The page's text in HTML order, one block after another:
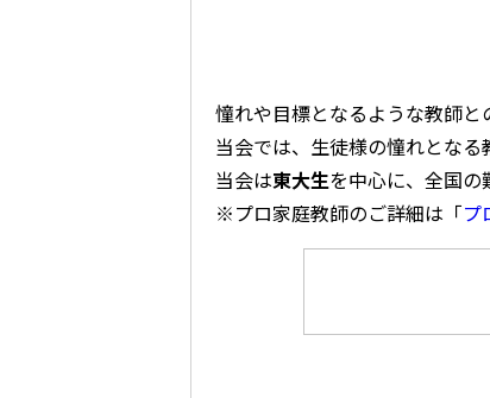
憧れや目標となるような教師と
当会では、生徒様の憧れとなる
当会は東大生を中心に、全国
※プロ家庭教師のご詳細は「プ